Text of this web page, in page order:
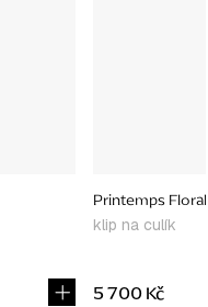
Printemps
klip na culík
5 700 Kč